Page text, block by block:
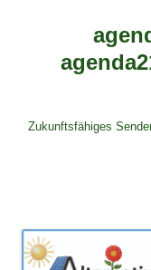
Zukunftsfähiges